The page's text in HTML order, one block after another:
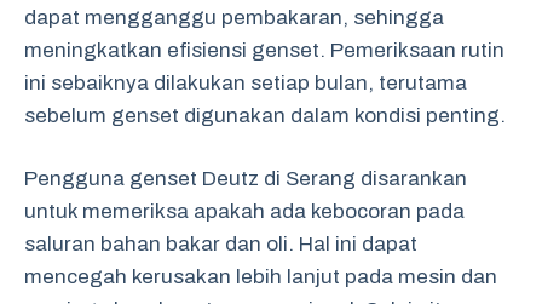
dapat mengganggu pembakaran, sehingga
meningkatkan efisiensi genset. Pemeriksaan rutin
ini sebaiknya dilakukan setiap bulan, terutama
sebelum genset digunakan dalam kondisi penting.
Pengguna genset Deutz di Serang disarankan
untuk memeriksa apakah ada kebocoran pada
saluran bahan bakar dan oli. Hal ini dapat
mencegah kerusakan lebih lanjut pada mesin dan